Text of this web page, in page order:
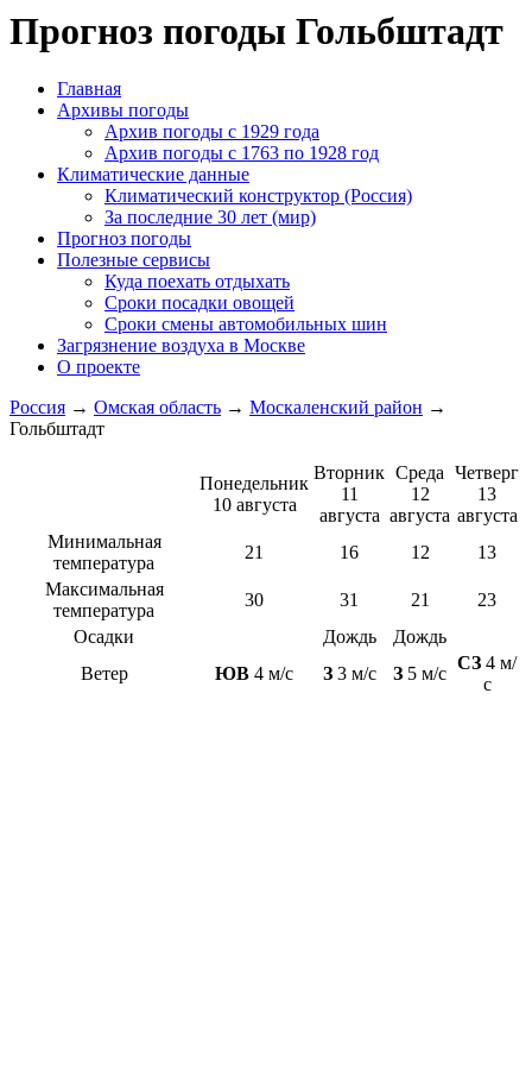
Прогноз погоды Гольбштадт
Главная
Архивы погоды
Архив погоды c 1929 года
Архив погоды c 1763 по 1928 год
Климатические данные
Климатический конструктор (Россия)
За последние 30 лет (мир)
Прогноз погоды
Полезные сервисы
Куда поехать отдыхать
Сроки посадки овощей
Сроки смены автомобильных шин
Загрязнение воздуха в Москве
О проекте
Россия → Омская область → Москаленский район →
Гольбштадт
Понедельник
10 августа
Вторник
11
августа
Среда
12
августа
Четверг
13
августа
Минимальная
температура
21 16 12
13
Максимальная
температура
30 31 21
23
Осадки
Дождь
Дождь
Ветер
ЮВ 4 м/с З3 м/с З 5 м/с
СЗ 4 м/
с